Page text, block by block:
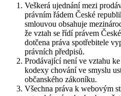
Veškerá ujednání mezi
právním řádem České
smlouvou obsahuje
že vztah se řídí právem
dotčena práva spotřebitele
právních předpisů.
Prodávající není ve vztahu
kodexy chování ve smyslu
občanského zákoníku.
Všechna práva k webovým